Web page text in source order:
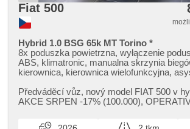
Fiat 500
Hybrid 1.0 BSG 65k MT Torino *
8x poduszka powietrzna, wyłączenie
ABS, klimatronic, manualna skrzynia
kierownica, kierownica wielofunkcyjna,
wspomaganie układu kierowniczego, el.
przednie szyby, termometr zewnętrzny,
lusterka, felgi aluminiowe, halogeny,
Předváděcí vůz,​ nový model FIAT 500 v
AKCE SRPEN ​-17% (100.000),​